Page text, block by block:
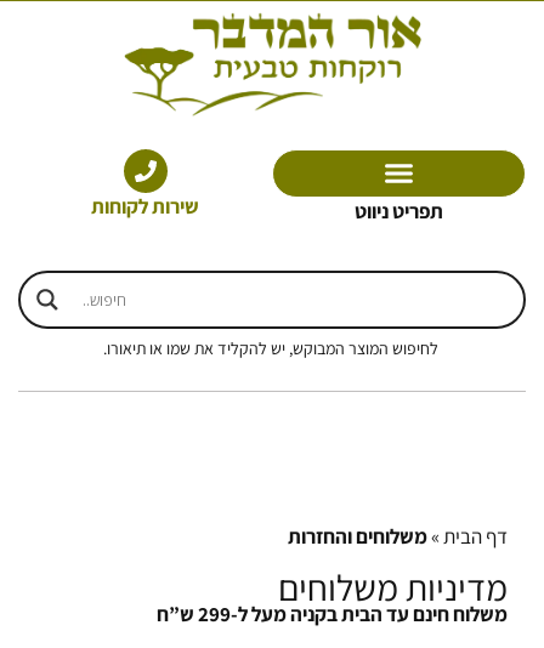
תפריט ניווט שירות לקוחות
לחיפוש המוצר המבוקש, יש להקליד את שמו או תיאורו.
דף הבית»משלוחים והחזרות
מדיניות משלוחים
משלוח חינם עד הבית בקניה מעל ל-299 ש”ח